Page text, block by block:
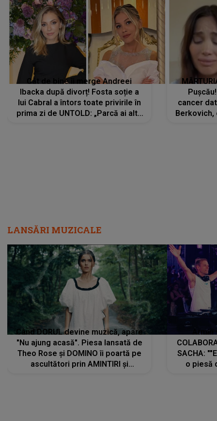
Cât de bine îi merge Andreei
Ibacka după divorț! Fosta soție a
lui Cabral a întors toate privirile în
prima zi de UNTOLD: „Parcă ai altă
cancer
Berkovich,
LANSĂRI MUZICALE
Când DORUL devine muzică, apare
"Nu ajung acasă". Piesa lansată de
Theo Rose și DOMINO îi poartă pe
ascultători prin AMINTIRI și
SACHA:
o piesă